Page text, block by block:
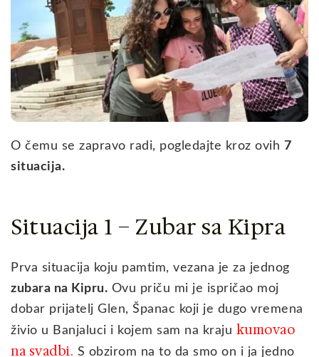
O čemu se zapravo radi, pogledajte kroz ovih 7
situacija.
Situacija 1 – Zubar sa Kipra
Prva situacija koju pamtim, vezana je za jednog
zubara na Kipru. Ovu priču mi je ispričao moj
dobar prijatelj Glen, Španac koji je dugo vremena
živio u Banjaluci i kojem sam na kraju kumovao
na svadbi. S obzirom na to da smo on i ja jedno